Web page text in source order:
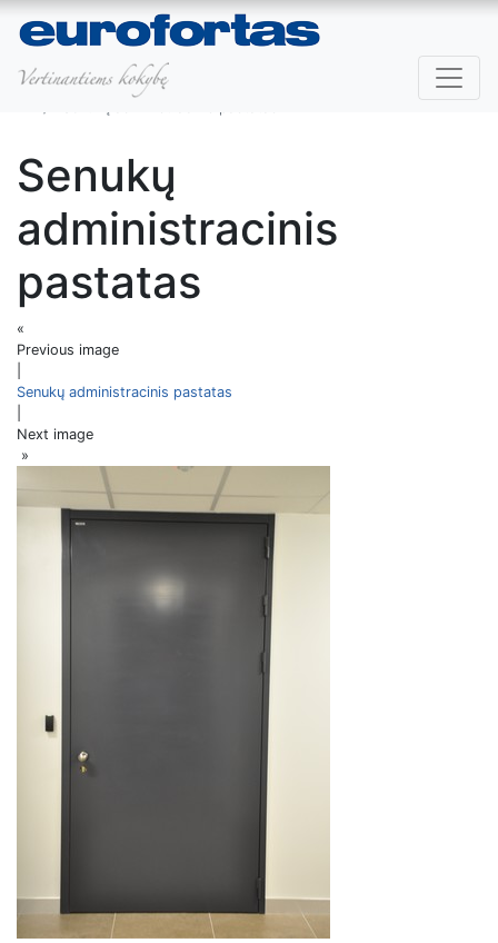
Eurofortas Mūsų darbai
Senukų administracinis pastatas
Senukų
administracinis
pastatas
«
Previous image
Senukų administracinis pastatas
Next image
»